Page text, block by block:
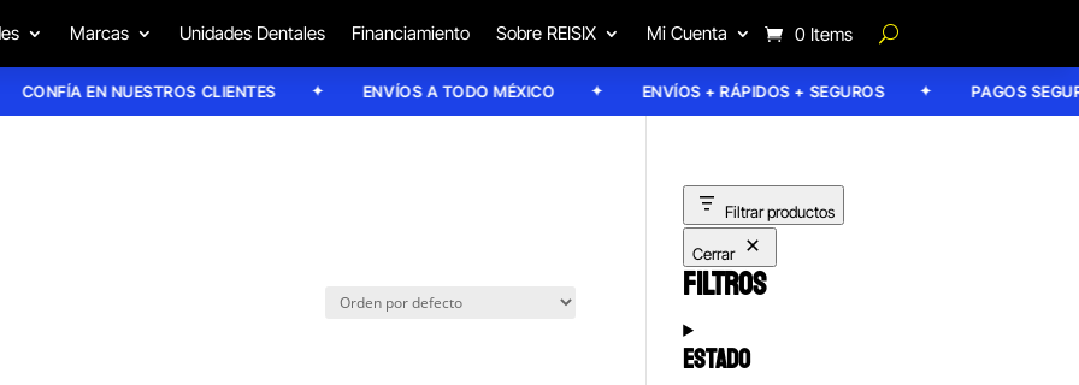
Marcas Unidades Dentales Financiamiento Sobre REISIX Mi Cuenta 0 Items
CONFÍA EN NUESTROS CLIENTES ENVÍOS A TODO MÉXICO ENVÍOS + RÁPIDOS + SEGUROS PAGOS SEGUROS
Filtrar productos
Cerrar
FILTROS
ESTADO